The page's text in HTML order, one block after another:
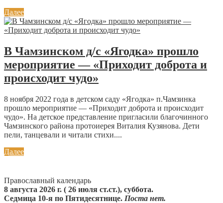
Далее
В Чамзинском д/с «Ягодка» прошло
мероприятие — «Приходит доброта и
происходит чудо»
8 ноября 2022 года в детском саду «Ягодка» п.Чамзинка
прошло мероприятие — «Приходит доброта и происходит
чудо». На детское представление пригласили благочинного
Чамзинского района протоиерея Виталия Кузянова. Дети
пели, танцевали и читали стихи....
Далее
Православный календарь
8 августа 2026 г. ( 26 июля ст.ст.), суббота.
Седмица 10-я по Пятидесятнице. Поста нет.